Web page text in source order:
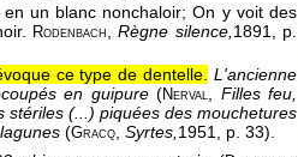
un blanc nonchaloir; On y voit des
Rodenbach,Règne silence,1891, p.
ce type de dentelle. L'ancienne
en guipure(Nerval, Filles feu,
(...) piquées des mouchetures
(Gracq, Syrtes,1951, p. 33).